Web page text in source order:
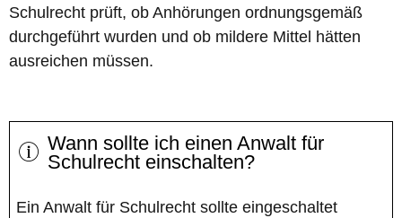
Schulrecht prüft, ob Anhörungen ordnungsgemäß
durchgeführt wurden und ob mildere Mittel hätten
ausreichen müssen.
Wann sollte ich einen Anwalt für
Schulrecht einschalten?
Ein Anwalt für Schulrecht sollte eingeschaltet